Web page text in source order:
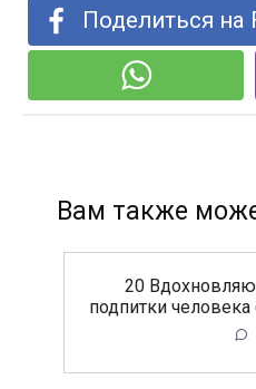
Поделиться на
Вам также
20
подпитки